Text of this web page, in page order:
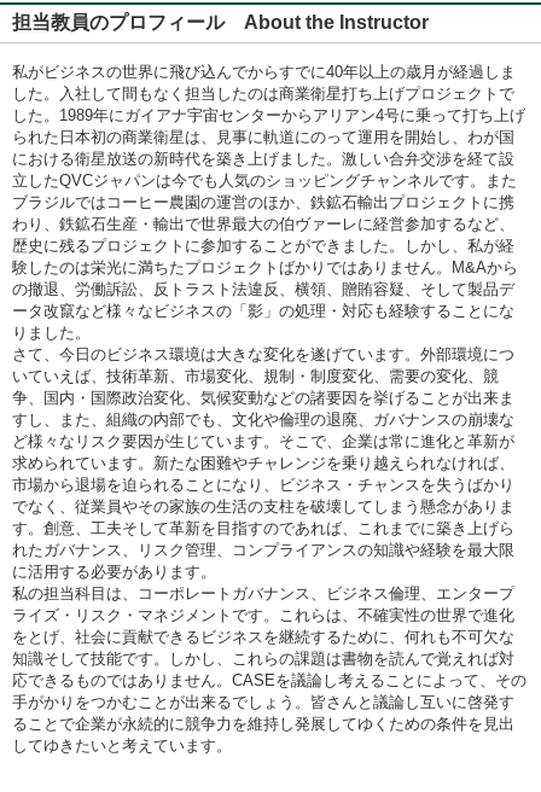
担当教員のプロフィール About the Instructor
私がビジネスの世界に飛び込んでからすでに40年以上の歳月が経過しま
した。入社して間もなく担当したのは商業衛星打ち上げプロジェクトで
した。1989年にガイアナ宇宙センターからアリアン4号に乗って打ち上げ
られた日本初の商業衛星は、見事に軌道にのって運用を開始し、わが国
における衛星放送の新時代を築き上げました。激しい合弁交渉を経て設
立したQVCジャパンは今でも人気のショッピングチャンネルです。また
ブラジルではコーヒー農園の運営のほか、鉄鉱石輸出プロジェクトに携
わり、鉄鉱石生産・輸出で世界最大の伯ヴァーレに経営参加するなど、
歴史に残るプロジェクトに参加することができました。しかし、私が経
験したのは栄光に満ちたプロジェクトばかりではありません。M&Aから
の撤退、労働訴訟、反トラスト法違反、横領、贈賄容疑、そして製品デ
ータ改竄など様々なビジネスの「影」の処理・対応も経験することにな
りました。
さて、今日のビジネス環境は大きな変化を遂げています。外部環境につ
いていえば、技術革新、市場変化、規制・制度変化、需要の変化、競
争、国内・国際政治変化、気候変動などの諸要因を挙げることが出来ま
すし、また、組織の内部でも、文化や倫理の退廃、ガバナンスの崩壊な
ど様々なリスク要因が生じています。そこで、企業は常に進化と革新が
求められています。新たな困難やチャレンジを乗り越えられなければ、
市場から退場を迫られることになり、ビジネス・チャンスを失うばかり
でなく、従業員やその家族の生活の支柱を破壊してしまう懸念がありま
す。創意、工夫そして革新を目指すのであれば、これまでに築き上げら
れたガバナンス、リスク管理、コンプライアンスの知識や経験を最大限
に活用する必要があります。
私の担当科目は、コーポレートガバナンス、ビジネス倫理、エンタープ
ライズ・リスク・マネジメントです。これらは、不確実性の世界で進化
をとげ、社会に貢献できるビジネスを継続するために、何れも不可欠な
知識そして技能です。しかし、これらの課題は書物を読んで覚えれば対
応できるものではありません。CASEを議論し考えることによって、その
手がかりをつかむことが出来るでしょう。皆さんと議論し互いに啓発す
ることで企業が永続的に競争力を維持し発展してゆくための条件を見出
してゆきたいと考えています。